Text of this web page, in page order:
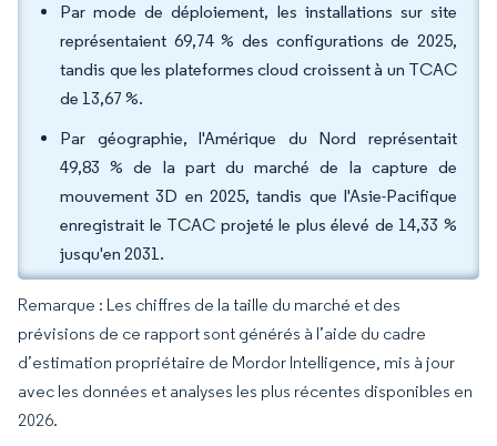
Par mode de déploiement, les installations sur site
représentaient 69,74 % des configurations de 2025,
tandis que les plateformes cloud croissent à un TCAC
de 13,67 %.
Par géographie, l'Amérique du Nord représentait
49,83 % de la part du marché de la capture de
mouvement 3D en 2025, tandis que l'Asie-Pacifique
enregistrait le TCAC projeté le plus élevé de 14,33 %
jusqu'en 2031.
Remarque : Les chiffres de la taille du marché et des
prévisions de ce rapport sont générés à l’aide du cadre
d’estimation propriétaire de Mordor Intelligence, mis à jour
avec les données et analyses les plus récentes disponibles en
2026.